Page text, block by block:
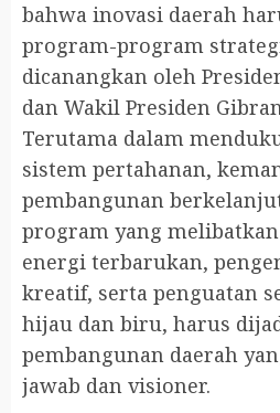
bahwa inovasi daerah
program-program
dicanangkan oleh
dan Wakil Presiden
Terutama dalam
sistem pertahanan,
pembangunan
program yang
energi terbarukan,
kreatif, serta penguatan
hijau dan biru, harus
pembangunan daerah
jawab dan visioner.